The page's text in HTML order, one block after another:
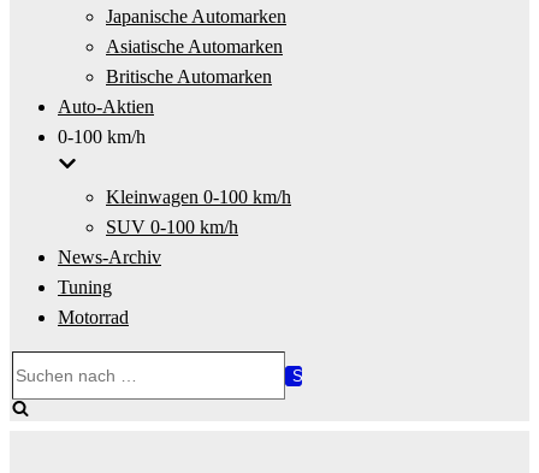
Japanische Automarken
Asiatische Automarken
Britische Automarken
Auto-Aktien
0-100 km/h
Kleinwagen 0-100 km/h
SUV 0-100 km/h
News-Archiv
Tuning
Motorrad
nach …